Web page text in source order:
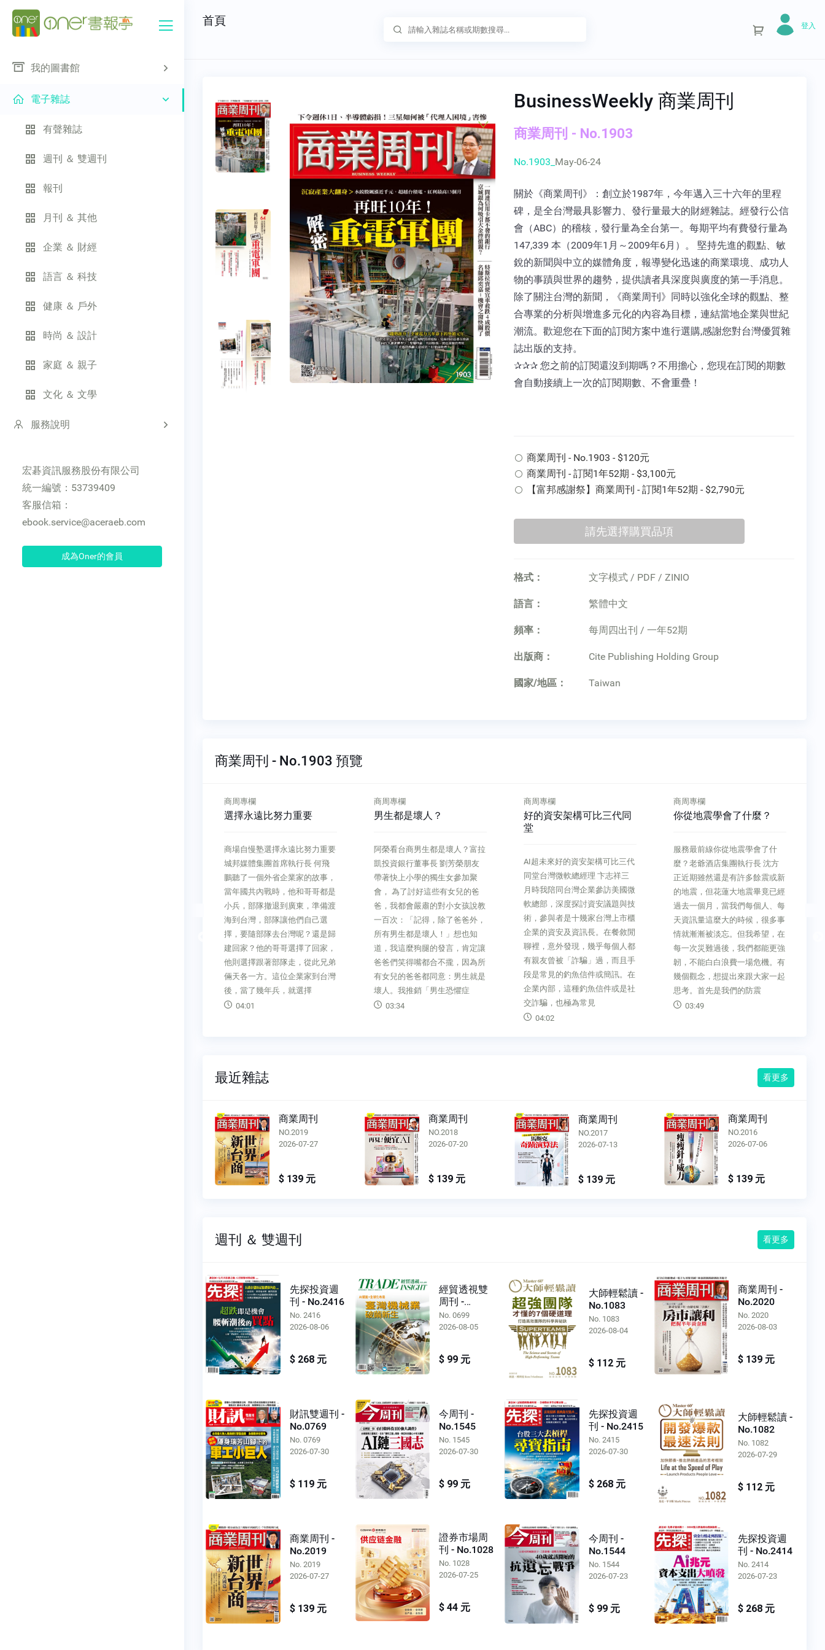
我的圖書館
電子雜誌
有聲雜誌
週刊 ＆ 雙週刊
報刊
月刊 ＆ 其他
企業 ＆ 財經
語言 ＆ 科技
健康 ＆ 戶外
時尚 ＆ 設計
家庭 ＆ 親子
文化 ＆ 文學
服務說明
宏碁資訊服務股份有限公司
統一編號：53739409
客服信箱：
ebook.service@aceraeb.com
成為Oner的會員
首頁 登入
BusinessWeekly 商業周刊
商業周刊 - No.1903
No.1903_ May-06-24
關於《商業周刊》：創立於1987年，今年邁入三十六年的里程
碑，是全台灣最具影響力、發行量最大的財經雜誌。經發行公信
會（ABC）的稽核，發行量為全台第一。每期平均有費發行量為
147,339 本（2009年1月～2009年6月）。 堅持先進的觀點、敏
銳的新聞與中立的媒體角度，報導變化迅速的商業環境、成功人
物的事蹟與世界的趨勢，提供讀者具深度與廣度的第一手消息。
除了關注台灣的新聞，《商業周刊》同時以強化全球的觀點、整
合專業的分析與增進多元化的內容為目標，連結當地企業與世紀
潮流。歡迎您在下面的訂閱方案中進行選購,感謝您對台灣優質雜
誌出版的支持。
✰✰✰ 您之前的訂閱還沒到期嗎？不用擔心，您現在訂閱的期數
會自動接續上一次的訂閱期數、不會重疊！
商業周刊 - No.1903 - $120元
商業周刊 - 訂閱1年52期 - $3,100元
【富邦感謝祭】商業周刊 - 訂閱1年52期 - $2,790元
格式： 文字模式 / PDF / ZINIO
語言： 繁體中文
頻率： 每周四出刊 / 一年52期
出版商： Cite Publishing Holding Group
國家/地區： Taiwan
商業周刊 - No.1903 預覽
Previous
商周專欄
男生都是壞人？
阿榮看台商男生都是壞人？富拉
凱投資銀行董事長 劉芳榮朋友
帶著快上小學的獨生女參加聚
會， 為了討好這些有女兒的爸
爸，我都會嚴肅的對小女孩說教
一百次：「記得，除了爸爸外，
所有男生都是壞人！」想也知
道，我這麼狗腿的發言，肯定讓
爸爸們笑得嘴都合不攏，因為所
有女兒的爸爸都同意：男生就是
壞人。我推銷「男生恐懼症
03:34
商周專欄
好的資安架構可比三代同
AI超未來好的資安架構可比三代
同堂台灣微軟總經理 卞志祥三
月時我陪同台灣企業參訪美國微
軟總部，深度探討資安議題與技
術，參與者是十幾家台灣上市櫃
企業的資安及資訊長。在餐敘閒
聊裡，意外發現，幾乎每個人都
有親友曾被「詐騙」過，而且手
段是常見的釣魚信件或簡訊。在
企業內部，這種釣魚信件或是社
交詐騙，也極為常見
商周專欄
你從地震學會了什麼？
麼？老爺酒店集團執行長 沈方
正近期雖然還是有許多餘震或新
的地震，但花蓮大地震畢竟已經
過去一個月，當我們每個人、每
天資訊量這麼大的時候，很多事
情就漸漸被淡忘。但我希望，在
每一次災難過後，我們都能更強
韌，不能白白浪費一場危機。有
幾個觀念，想提出來跟大家一起
思考。首先是我們的防震
03:49
商周專欄
韓國經濟奇蹟結束了嗎？
FT精選韓國經濟奇蹟結束了嗎？
攤開15兆龍仁半導體城潛在困境
克里斯蒂安．大衛斯（Christian
Davies）金融時報》首爾分社社
長本文取材自全球最受尊敬最有
特色的金融報刊《金融時報》重
點摘要：龍仁計畫吸引三星電
子、SK 海力士等企業，投資總
計逾4,700 億美元。大公司成績
單，靠犧牲供應商換來
08:46
最近雜誌 看更多
商業周刊
NO.2018
2026-07-20
$ 139 元
商業周刊
NO.2017
2026-07-13
$ 139 元
商業周刊
NO.2016
2026-07-06
$ 139 元
商業周刊
NO.2015
2026-06-29
$ 139 元
週刊 ＆ 雙週刊 看更多
先探投資週
刊 - No.2416
No. 2416
2026-08-06
$ 268 元
經貿透視雙
周刊 -
No.0699
No. 0699
2026-08-05
$ 99 元
大師輕鬆讀 -
No.1083
No. 1083
2026-08-04
$ 112 元
商業周刊 -
No.2020
No. 2020
2026-08-03
$ 139 元
財訊雙週刊 -
No.0769
No. 0769
2026-07-30
$ 119 元
今周刊 -
No.1545
No. 1545
2026-07-30
$ 99 元
先探投資週
刊 - No.2415
No. 2415
2026-07-30
$ 268 元
大師輕鬆讀 -
No.1082
No. 1082
2026-07-29
$ 112 元
商業周刊 -
No.2019
No. 2019
2026-07-27
$ 139 元
證券市場周
刊 - No.1028
No. 1028
2026-07-25
$ 44 元
今周刊 -
No.1544
No. 1544
2026-07-23
$ 99 元
先探投資週
刊 - No.2414
No. 2414
2026-07-23
$ 268 元